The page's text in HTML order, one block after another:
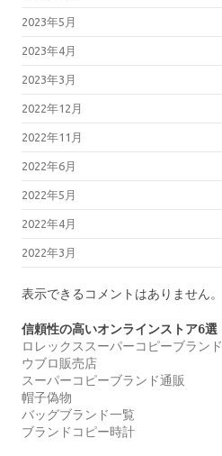
2023年5月
2023年4月
2023年3月
2022年12月
2022年11月
2022年6月
2022年5月
2022年4月
2022年3月
表示できるコメントはありません。
信頼性の高いオンラインストア6選
ロレックススーパーコピーブランド
ウブロ販売店
スーパーコピーブランド通販
帽子偽物
バッグブランド一覧
ブランドコピー時計